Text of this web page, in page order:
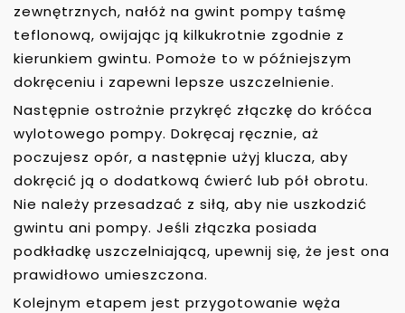
zewnętrznych, nałóż na gwint pompy taśmę
teflonową, owijając ją kilkukrotnie zgodnie z
kierunkiem gwintu. Pomoże to w późniejszym
dokręceniu i zapewni lepsze uszczelnienie.
Następnie ostrożnie przykręć złączkę do króćca
wylotowego pompy. Dokręcaj ręcznie, aż
poczujesz opór, a następnie użyj klucza, aby
dokręcić ją o dodatkową ćwierć lub pół obrotu.
Nie należy przesadzać z siłą, aby nie uszkodzić
gwintu ani pompy. Jeśli złączka posiada
podkładkę uszczelniającą, upewnij się, że jest ona
prawidłowo umieszczona.
Kolejnym etapem jest przygotowanie węża